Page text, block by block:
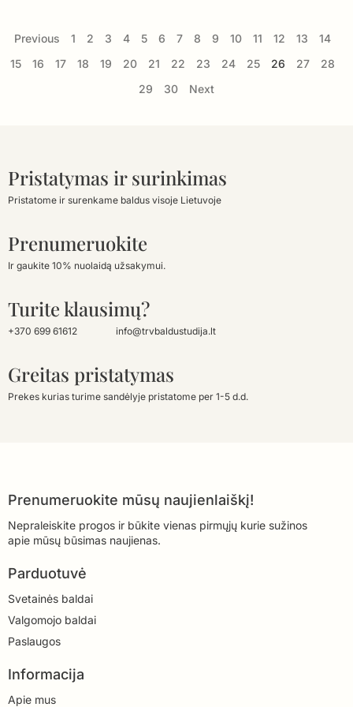
Previous 1 2 3 4 5 6 7 8 9 10 11 12 13
14
15
16 17 18 19 20 21 22 23 24 25 26 27
28
29
30 Next
Pristatymas ir surinkimas
Pristatome ir surenkame baldus visoje Lietuvoje
Prenumeruokite
Ir gaukite 10% nuolaidą užsakymui.
Turite klausimų?
+370 699 61612 info@trvbaldustudija.lt
Greitas pristatymas
Prekes kurias turime sandėlyje pristatome per 1-5 d.d.
Prenumeruokite mūsų naujienlaiškį!
Nepraleiskite progos ir būkite vienas pirmųjų kurie sužinos
apie mūsų būsimas naujienas.
Parduotuvė
Svetainės baldai
Valgomojo baldai
Paslaugos
Informacija
Apie mus